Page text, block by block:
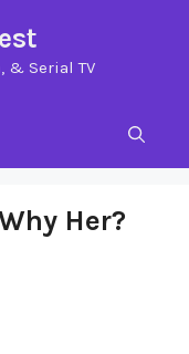
& Serial TV
Her?